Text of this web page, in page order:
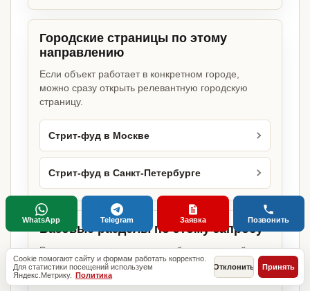
Городские страницы по этому
направлению
Если объект работает в конкретном городе,
можно сразу открыть релевантную городскую
страницу.
Стрит-фуд в Москве
Стрит-фуд в Санкт-Петербурге
Базовые разделы по этому запросу
Родительские страницы дают более широкий
обзор услуги, объекта или региона без лишних
переходов.
Cookie помогают сайту и формам работать корректно.
Для статистики посещений используем
Яндекс.Метрику. Политика
Отклонить Принять
WhatsApp Telegram Заявка Позвонить